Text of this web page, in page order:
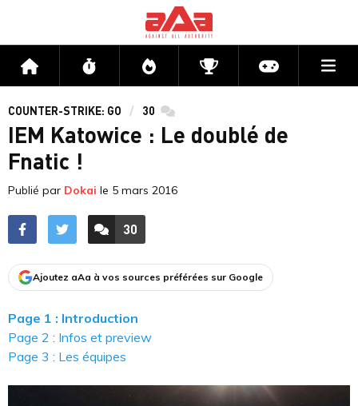
Accueil Flux Directs CompétitionsActu jeux
COUNTER-STRIKE: GO 30 commentaires
IEM Katowice : Le doublé de
Fnatic !
Publié par Dokai le 5 mars 2016
ACCÉDER AUX
30
COMMENTAIRES
Ajoutez aAa à vos sources préférées sur Google
Page 1 : Introduction
Page 2 : Infos et preview
Page 3 : Les équipes